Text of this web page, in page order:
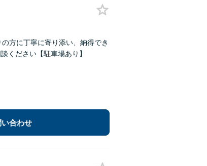
方に丁寧に寄り添い、納得でき
ください【駐車場あり】
い合わせ